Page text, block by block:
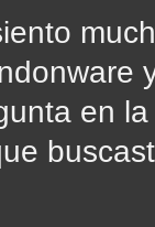
en